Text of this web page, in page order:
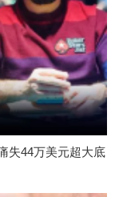
失44万美元超大底